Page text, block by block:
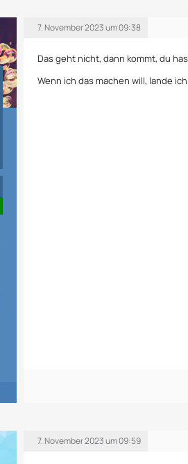
7. November 2023 um 09:38
Das geht nicht, dann kommt, du
Wenn ich das machen will, lande
7. November 2023 um 09:59